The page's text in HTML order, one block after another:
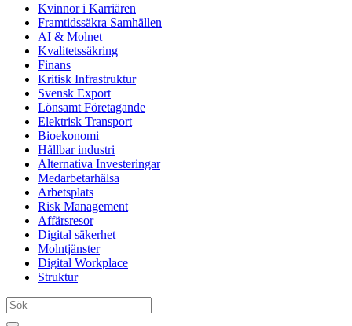
Kvinnor i Karriären
Framtidssäkra Samhällen
AI & Molnet
Kvalitetssäkring
Finans
Kritisk Infrastruktur
Svensk Export
Lönsamt Företagande
Elektrisk Transport
Bioekonomi
Hållbar industri
Alternativa Investeringar
Medarbetarhälsa
Arbetsplats
Risk Management
Affärsresor
Digital säkerhet
Molntjänster
Digital Workplace
Struktur